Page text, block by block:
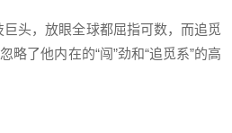
头，放眼全球都屈指可数，而追觅
了他内在的“闯”劲和“追觅系”的高